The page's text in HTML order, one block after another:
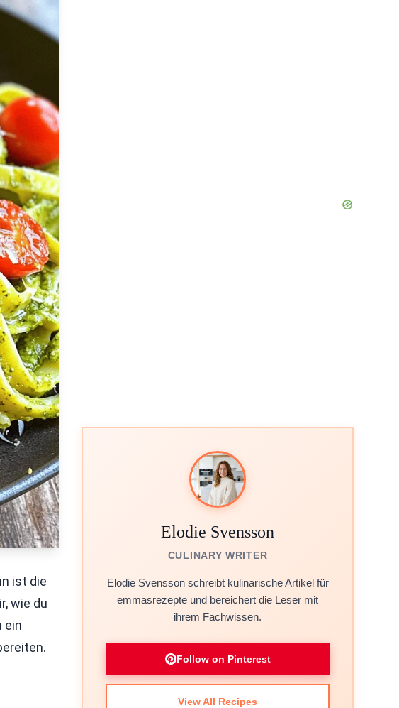
ist die
wie du
ein
Elodie Svensson
CULINARY WRITER
Elodie Svensson schreibt kulinarische Artikel für
emmasrezepte und bereichert die Leser mit
ihrem Fachwissen.
Follow on Pinterest
View All Recipes